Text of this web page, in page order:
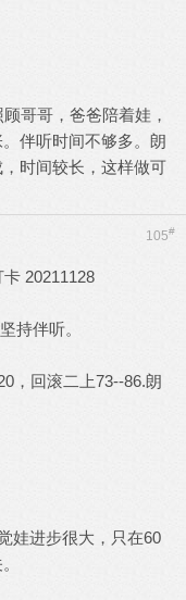
哥哥，爸爸陪着娃，
伴听时间不够多。朗
时间较长，这样做可
105#
20211128
持伴听。
，回滚二上73--86.朗
娃进步很大，只在60